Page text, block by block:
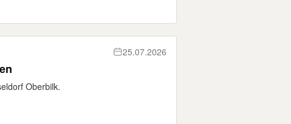
25.07.2026
Oberbilk.